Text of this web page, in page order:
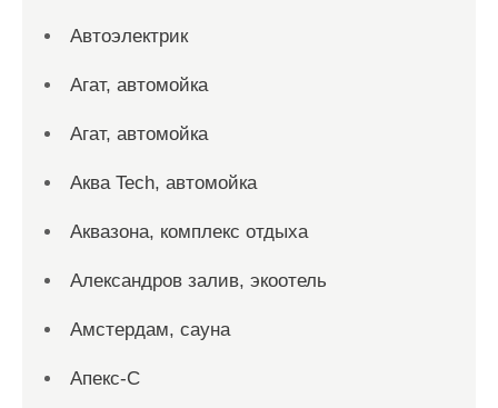
Автоэлектрик
Агат, автомойка
Агат, автомойка
Аква Tech, автомойка
Аквазона, комплекс отдыха
Александров залив, экоотель
Амстердам, сауна
Апекс-С